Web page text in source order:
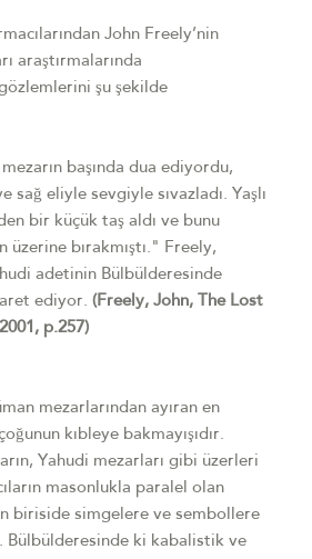
John Freely’nin
araştırmalarında
şu şekilde
başında dua ediyordu,
sağ eliyle sevgiyle sıvazladı. Yaşlı
bir küçük taş aldı ve bunu
üzerine bırakmıştı." Freely,
adetinin Bülbülderesinde
ediyor. (Freely, John, The Lost
p.257)
mezarlarından ayıran en
kıbleye bakmayışıdır.
Yahudi mezarları gibi üzerleri
masonlukla paralel olan
biriside simgelere ve sembollere
Bülbülderesinde ki kabalistik ve